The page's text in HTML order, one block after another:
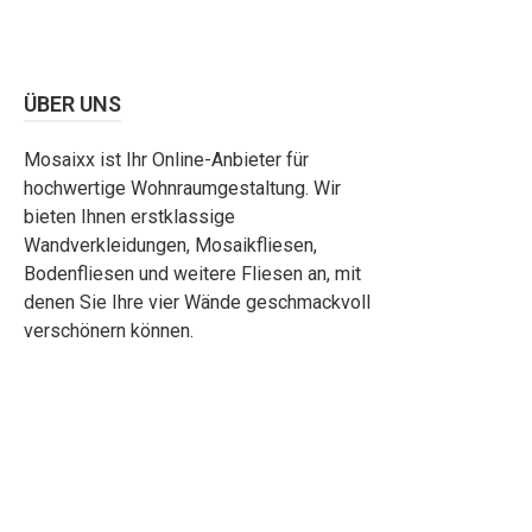
ÜBER UNS
Mosaixx ist Ihr Online-Anbieter für
hochwertige Wohnraumgestaltung. Wir
bieten Ihnen erstklassige
Wandverkleidungen, Mosaikfliesen,
Bodenfliesen und weitere Fliesen an, mit
denen Sie Ihre vier Wände geschmackvoll
verschönern können.